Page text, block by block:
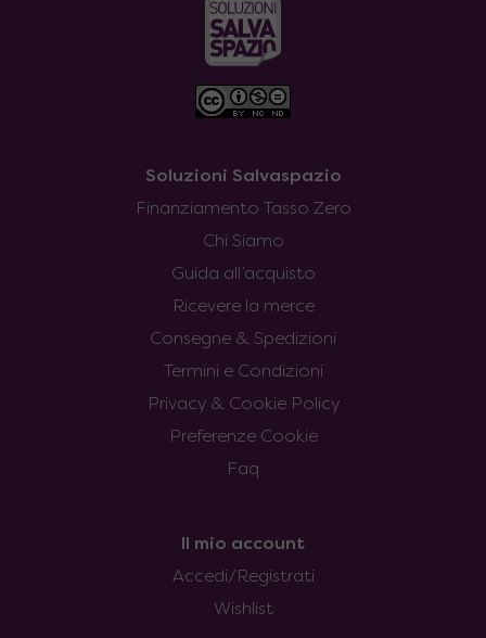
Soluzioni Salvaspazio
Finanziamento Tasso Zero
Chi Siamo
Guida all’acquisto
Ricevere la merce
Consegne & Spedizioni
Termini e Condizioni
Privacy & Cookie Policy
Preferenze Cookie
Faq
Il mio account
Accedi/Registrati
Wishlist